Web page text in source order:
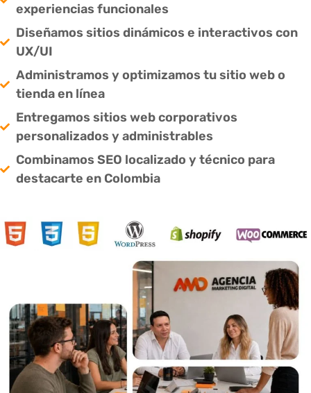
experiencias funcionales
Diseñamos sitios dinámicos e interactivos con
UX/UI
Administramos y optimizamos tu sitio web o
tienda en línea
Entregamos sitios web corporativos
personalizados y administrables
Combinamos SEO localizado y técnico para
destacarte en Colombia